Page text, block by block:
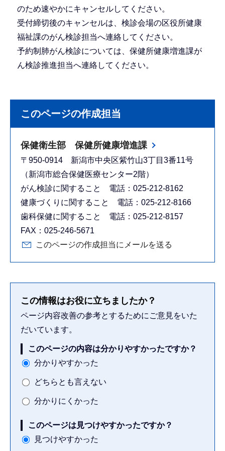
のため速やかにキャンセルしてください。
受付締切後のキャンセルは、検診会場の区役所健康
福祉課のがん検診担当へ連絡してください。
予約制肺がん検診については、保健所健康増進課が
ん検診推進担当へ連絡してください。
このページの作成担当
保健衛生部 保健所健康増進課
〒950-0914 新潟市中央区紫竹山3丁目3番11号
（新潟市総合保健医療センター2階）
がん検診に関すること 電話：025-212-8162
健康づくりに関すること 電話：025-212-8166
歯科保健に関すること 電話：025-212-8157
FAX：025-246-5671
このページの作成担当にメールを送る
この情報はお役に立ちましたか？
ページ内容改善の参考とするためにご意見をいた
だいています。
このページの内容は分かりやすかったですか？
分かりやすかった
どちらとも言えない
分かりにくかった
このページは見つけやすかったですか？
見つけやすかった